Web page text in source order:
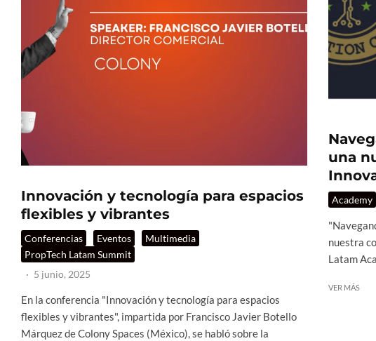
Innovación y tecnología para espacios
flexibles y vibrantes
Conferencias Eventos
Multimedia
PropTech Latam Summit
· 5 junio, 2025
En la conferencia "Innovación y tecnología para espacios
flexibles y vibrantes", impartida por Francisco Javier Botello
Márquez de Colony Spaces (México), se habló sobre la
una
Academy
nuestra
Latam
VER MÁS